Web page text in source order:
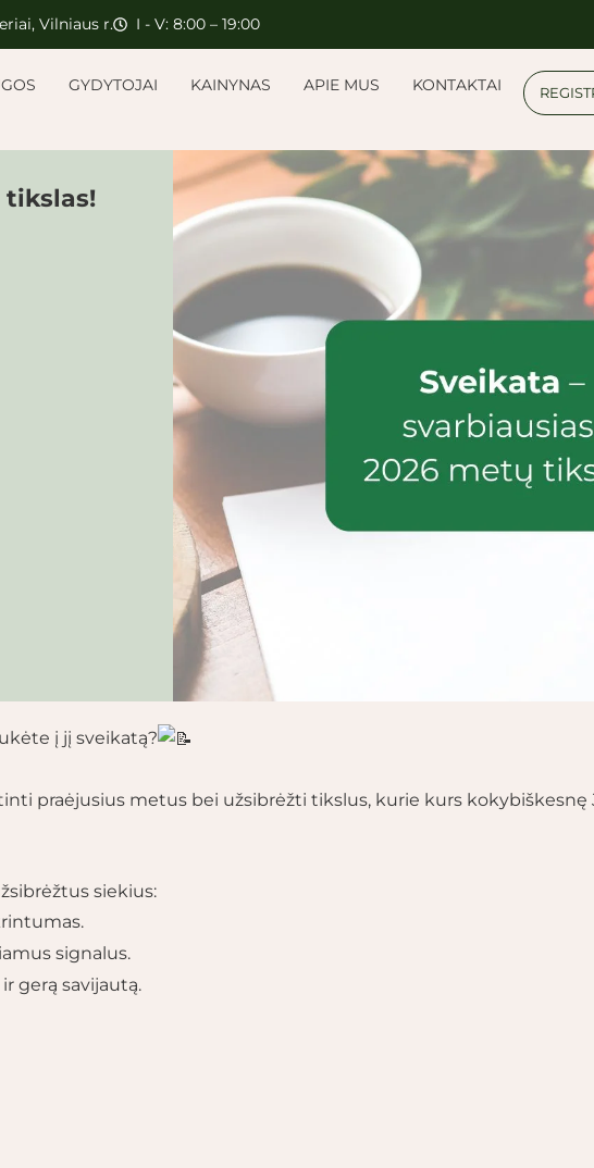
Vilniaus r. I - V: 8:00 – 19:00
GYDYTOJAI KAINYNAS APIE MUS KONTAKTAI
tikslas!
į jį sveikatą?
praėjusius metus bei užsibrėžti tikslus, kurie kurs kokybiškesnę
siekius:
signalus.
gerą savijautą.